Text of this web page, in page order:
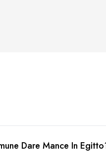
Dare Mance In